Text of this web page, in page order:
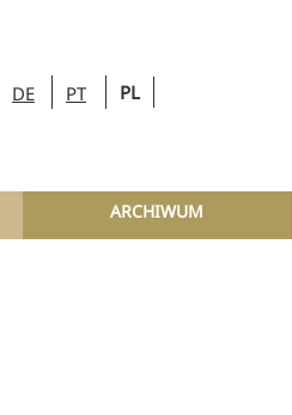
DE PT PL
ARCHIWUM